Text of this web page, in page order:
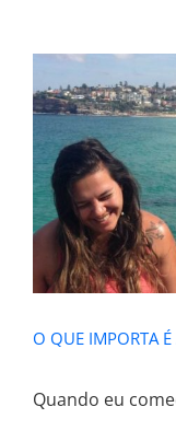
O QUE
O QUE IMPORTA
Quando eu